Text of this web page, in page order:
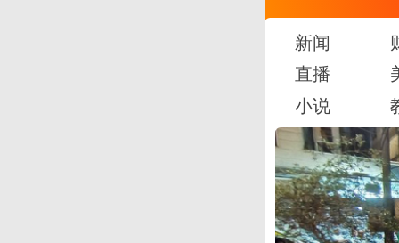
新闻
直播
小说